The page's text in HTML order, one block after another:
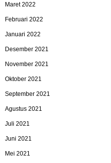
Maret 2022
Februari 2022
Januari 2022
Desember 2021
November 2021
Oktober 2021
September 2021
Agustus 2021
Juli 2021
Juni 2021
Mei 2021